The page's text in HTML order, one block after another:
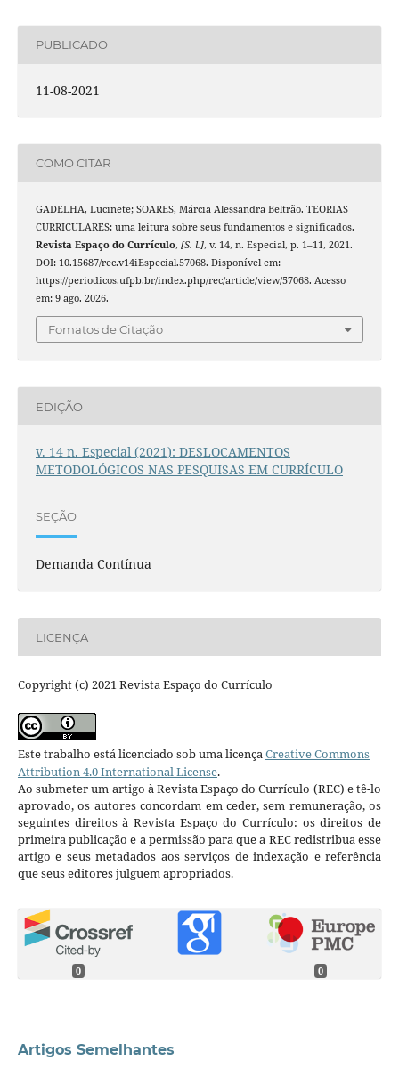
PUBLICADO
11-08-2021
COMO CITAR
GADELHA, Lucinete; SOARES, Márcia Alessandra Beltrão. TEORIAS
CURRICULARES: uma leitura sobre seus fundamentos e significados.
Revista Espaço do Currículo, [S. l.], v. 14, n. Especial, p. 1–11, 2021.
DOI: 10.15687/rec.v14iEspecial.57068. Disponível em:
https://periodicos.ufpb.br/index.php/rec/article/view/57068. Acesso
em: 9 ago. 2026.
Fomatos de Citação
EDIÇÃO
v. 14 n. Especial (2021): DESLOCAMENTOS
METODOLÓGICOS NAS PESQUISAS EM CURRÍCULO
SEÇÃO
Demanda Contínua
LICENÇA
Copyright (c) 2021 Revista Espaço do Currículo
Este trabalho está licenciado sob uma licençaCreative Commons
Attribution 4.0 International License.
Ao submeter um artigo à Revista Espaço do Currículo (REC) e tê-lo
aprovado, os autores concordam em ceder, sem remuneração, os
seguintes direitos à Revista Espaço do Currículo: os direitos de
primeira publicação e a permissão para que a REC redistribua esse
artigo e seus metadados aos serviços de indexação e referência
que seus editores julguem apropriados.
0 0
Artigos Semelhantes